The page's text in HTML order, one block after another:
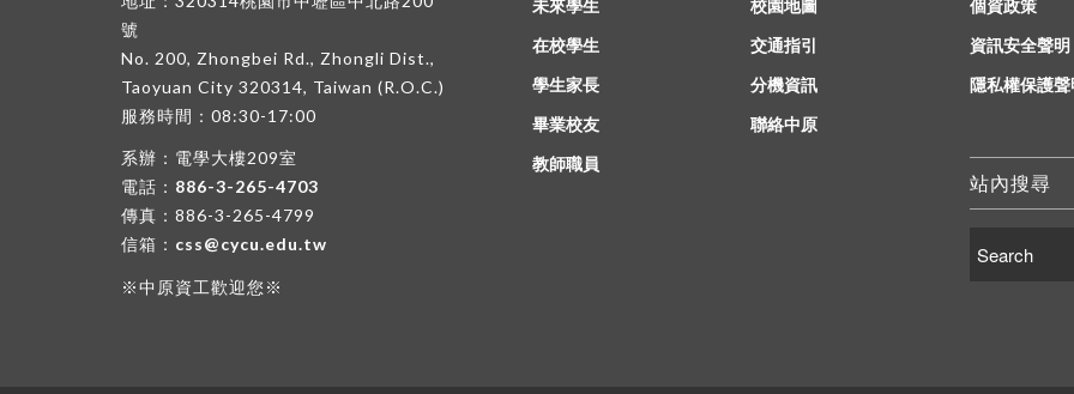
號
No. 200, Zhongbei Rd., Zhongli Dist.,
Taoyuan City 320314, Taiwan (R.O.C.)
服務時間：08:30-17:00
系辦：電學大樓209室
電話： 886-3-265-4703
傳真：886-3-265-4799
信箱： css@cycu.edu.tw
※中原資工歡迎您※
未來學生
在校學生
學生家長
畢業校友
教師職員
校園地圖
交通指引
分機資訊
聯絡中原
個資政策
資訊安全聲明
隱私權保護聲
站內搜尋